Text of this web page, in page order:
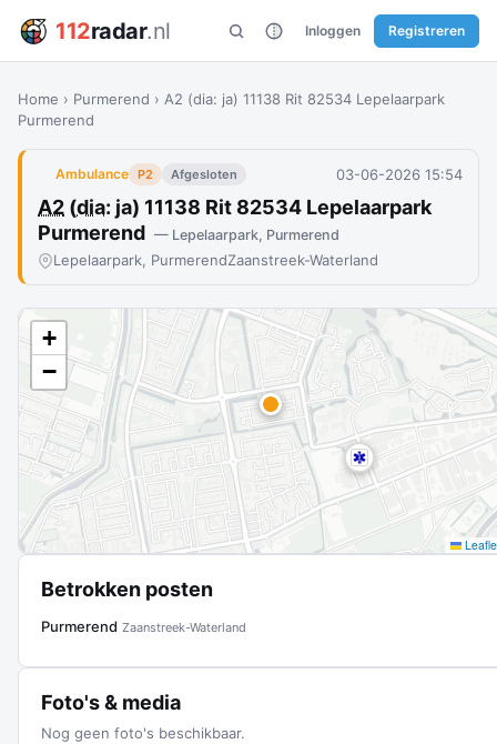
112radar.nl Inloggen Registreren
Home › Purmerend › A2 (dia: ja) 11138 Rit 82534 Lepelaarpark
Purmerend
Ambulance P2 Afgesloten 03-06-2026 15:54
A2 (dia: ja) 11138 Rit 82534 Lepelaarpark
Purmerend — Lepelaarpark, Purmerend
Lepelaarpark, PurmerendZaanstreek-Waterland
+
−
Betrokken posten
Purmerend Zaanstreek-Waterland
Foto's & media
Nog geen foto's beschikbaar.